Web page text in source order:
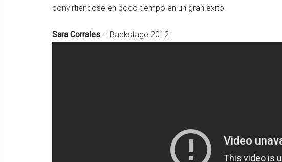
convirtiendose en poco tiempo en un gran exito.
Sara Corrales – Backstage 2012